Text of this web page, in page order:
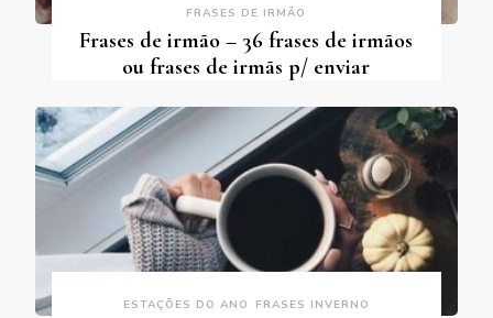
FRASES DE IRMÃO
Frases de irmão – 36 frases de irmãos
ou frases de irmãs p/ enviar
ESTAÇÕES DO ANO FRASES INVERNO